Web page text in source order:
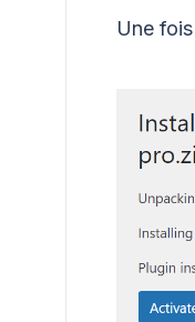
Une